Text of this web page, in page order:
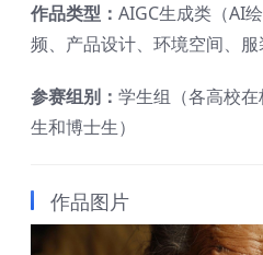
作品类型： AIGC生成类（AI
频、产品设计、环境空间、服
参赛组别： 学生组（各高校
生和博士生）
作品图片